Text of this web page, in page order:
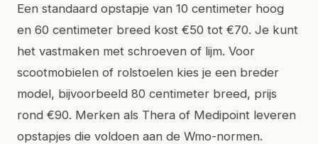
Een standaard opstapje van 10 centimeter hoog
en 60 centimeter breed kost €50 tot €70. Je kunt
het vastmaken met schroeven of lijm. Voor
scootmobielen of rolstoelen kies je een breder
model, bijvoorbeeld 80 centimeter breed, prijs
rond €90. Merken als Thera of Medipoint leveren
opstapjes die voldoen aan de Wmo-normen.